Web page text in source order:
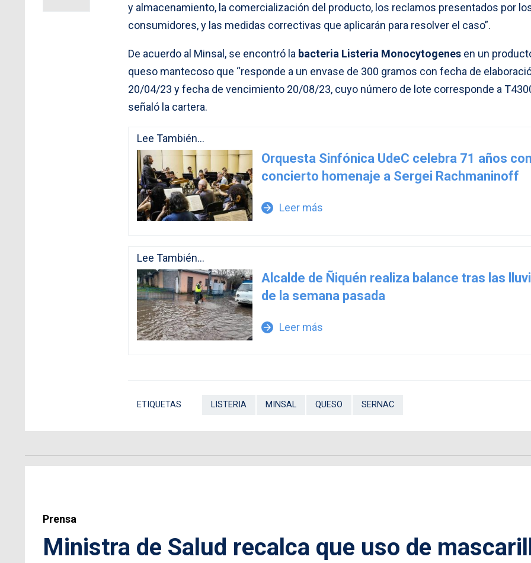
y almacenamiento, la comercialización del producto, los reclamos presentados por
consumidores, y las medidas correctivas que aplicarán para resolver el caso”.
De acuerdo al Minsal, se encontró la bacteria Listeria Monocytogenes en un
queso mantecoso que “responde a un envase de 300 gramos con fecha de
20/04/23 y fecha de vencimiento 20/08/23, cuyo número de lote corresponde a
señaló la cartera.
Lee También...
Orquesta Sinfónica UdeC celebra 71 años
concierto homenaje a Sergei Rachmaninoff
arrow_forward Leer más
Lee También...
Alcalde de Ñiquén realiza balance tras las
de la semana pasada
arrow_forward Leer más
ETIQUETAS LISTERIA MINSAL QUESO SERNAC
Prensa
Ministra de Salud recalca que uso de